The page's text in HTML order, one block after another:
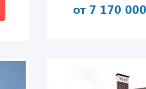
от 7 170